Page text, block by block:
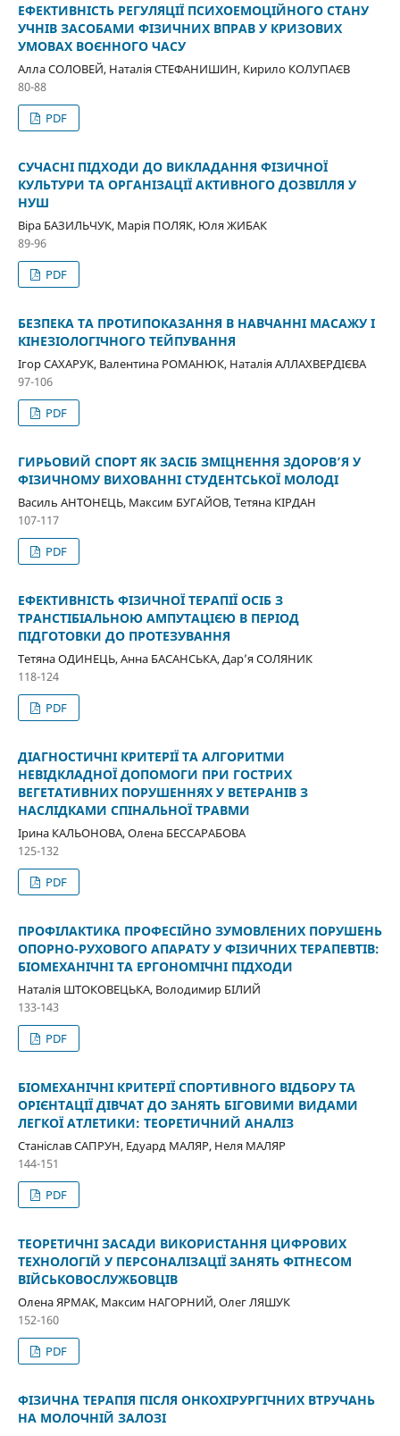
ЕФЕКТИВНІСТЬ РЕГУЛЯЦІЇ ПСИХОЕМОЦІЙНОГО СТАНУ
УЧНІВ ЗАСОБАМИ ФІЗИЧНИХ ВПРАВ У КРИЗОВИХ
УМОВАХ ВОЄННОГО ЧАСУ
Алла СОЛОВЕЙ, Наталія СТЕФАНИШИН, Кирило КОЛУПАЄВ
80-88
PDF
СУЧАСНІ ПІДХОДИ ДО ВИКЛАДАННЯ ФІЗИЧНОЇ
КУЛЬТУРИ ТА ОРГАНІЗАЦІЇ АКТИВНОГО ДОЗВІЛЛЯ У
НУШ
Віра БАЗИЛЬЧУК, Марія ПОЛЯК, Юля ЖИБАК
89-96
PDF
БЕЗПЕКА ТА ПРОТИПОКАЗАННЯ В НАВЧАННІ МАСАЖУ І
КІНЕЗІОЛОГІЧНОГО ТЕЙПУВАННЯ
Ігор САХАРУК, Валентина РОМАНЮК, Наталія АЛЛАХВЕРДІЄВА
97-106
PDF
ГИРЬОВИЙ СПОРТ ЯК ЗАСІБ ЗМІЦНЕННЯ ЗДОРОВ’Я У
ФІЗИЧНОМУ ВИХОВАННІ СТУДЕНТСЬКОЇ МОЛОДІ
Василь АНТОНЕЦЬ, Максим БУГАЙОВ, Тетяна КІРДАН
107-117
PDF
ЕФЕКТИВНІСТЬ ФІЗИЧНОЇ ТЕРАПІЇ ОСІБ З
ТРАНСТІБІАЛЬНОЮ АМПУТАЦІЄЮ В ПЕРІОД
ПІДГОТОВКИ ДО ПРОТЕЗУВАННЯ
Тетяна ОДИНЕЦЬ, Анна БАСАНСЬКА, Дарʼя СОЛЯНИК
118-124
PDF
ДІАГНОСТИЧНІ КРИТЕРІЇ ТА АЛГОРИТМИ
НЕВІДКЛАДНОЇ ДОПОМОГИ ПРИ ГОСТРИХ
ВЕГЕТАТИВНИХ ПОРУШЕННЯХ У ВЕТЕРАНІВ З
НАСЛІДКАМИ СПІНАЛЬНОЇ ТРАВМИ
Ірина КАЛЬОНОВА, Олена БЕССАРАБОВА
125-132
PDF
ПРОФІЛАКТИКА ПРОФЕСІЙНО ЗУМОВЛЕНИХ ПОРУШЕНЬ
ОПОРНО-РУХОВОГО АПАРАТУ У ФІЗИЧНИХ ТЕРАПЕВТІВ:
БІОМЕХАНІЧНІ ТА ЕРГОНОМІЧНІ ПІДХОДИ
Наталія ШТОКОВЕЦЬКА, Володимир БІЛИЙ
133-143
PDF
БІОМЕХАНІЧНІ КРИТЕРІЇ СПОРТИВНОГО ВІДБОРУ ТА
ОРІЄНТАЦІЇ ДІВЧАТ ДО ЗАНЯТЬ БІГОВИМИ ВИДАМИ
ЛЕГКОЇ АТЛЕТИКИ: ТЕОРЕТИЧНИЙ АНАЛІЗ
Станіслав САПРУН, Едуард МАЛЯР, Неля МАЛЯР
144-151
PDF
ТЕОРЕТИЧНІ ЗАСАДИ ВИКОРИСТАННЯ ЦИФРОВИХ
ТЕХНОЛОГІЙ У ПЕРСОНАЛІЗАЦІЇ ЗАНЯТЬ ФІТНЕСОМ
ВІЙСЬКОВОСЛУЖБОВЦІВ
Олена ЯРМАК, Максим НАГОРНИЙ, Олег ЛЯШУК
152-160
PDF
ФІЗИЧНА ТЕРАПІЯ ПІСЛЯ ОНКОХІРУРГІЧНИХ ВТРУЧАНЬ
НА МОЛОЧНІЙ ЗАЛОЗІ